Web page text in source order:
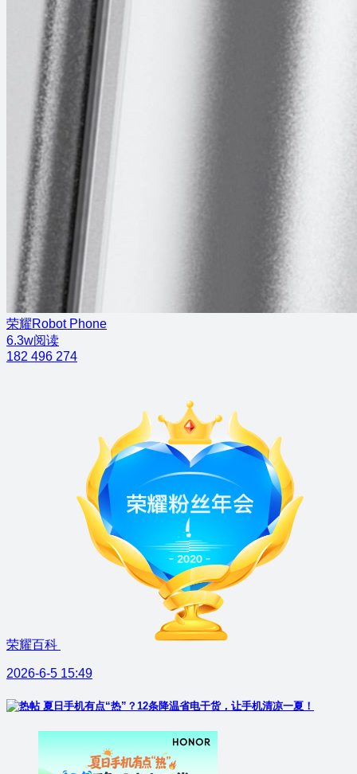
荣耀Robot Phone
6.3w阅读
182 496 274
荣耀百科
2026-6-5 15:49
夏日手机有点“热”？12条降温省电干货，让手机清凉一夏！